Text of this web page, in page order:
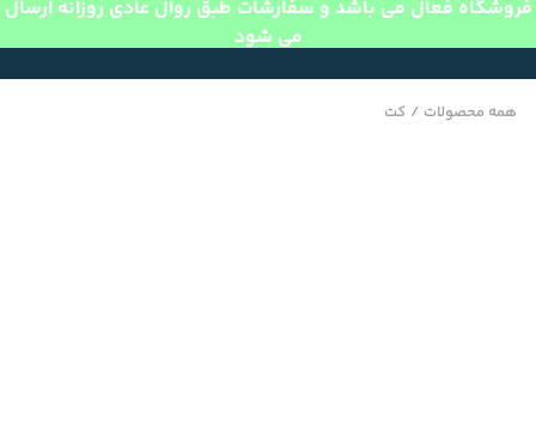
فروشگاه فعال می باشد و سفارشات طبق روال عادی روزانه ارسال
می شود
همه محصولات / کت